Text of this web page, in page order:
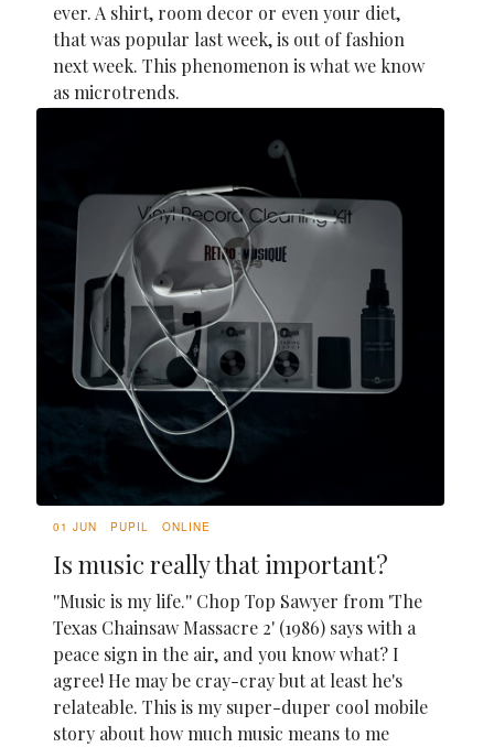
ever. A shirt, room decor or even your diet,
that was popular last week, is out of fashion
next week. This phenomenon is what we know
as microtrends.
01 JUN PUPIL ONLINE
Is music really that important?
''Music is my life.'' Chop Top Sawyer from 'The
Texas Chainsaw Massacre 2' (1986) says with a
peace sign in the air, and you know what? I
agree! He may be cray-cray but at least he's
relateable. This is my super-duper cool mobile
story about how much music means to me